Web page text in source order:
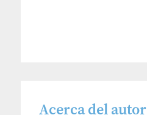
Acerca del autor